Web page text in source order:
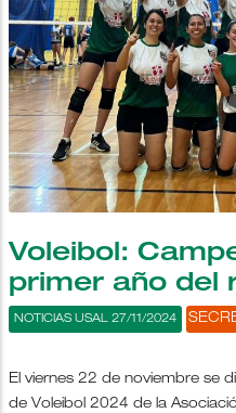
Voleibol:
primer año del
NOTICIAS USAL 27/11/2024
El viernes 22 de noviembre se
de Voleibol 2024 de la